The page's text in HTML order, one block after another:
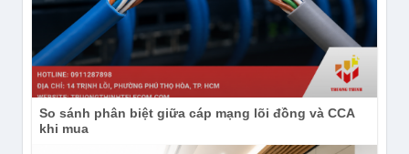
So sánh phân biệt giữa cáp mạng lõi đồng và CCA
khi mua